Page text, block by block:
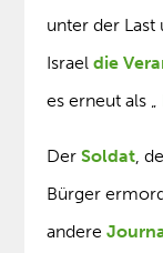
unter der
Israeldie
es erneut als „
DerSoldat,
Bürger
andere